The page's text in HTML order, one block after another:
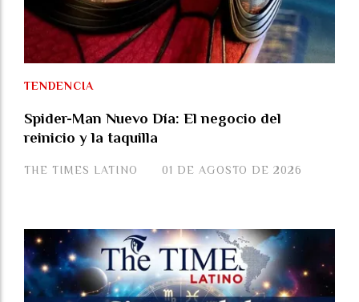
Spider-Man Nuevo Día: El negocio del
reinicio y la taquilla
THE TIMES LATINO
TENDENCIA
01 DE AGOSTO DE 2026